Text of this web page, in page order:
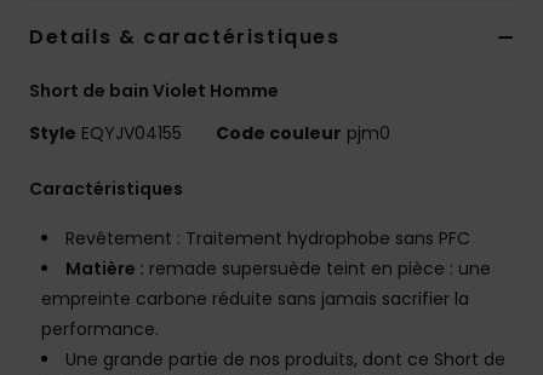
Details & caractéristiques
Short de bain Violet Homme
Style EQYJV04155 Code couleur pjm0
Caractéristiques
Revêtement : Traitement hydrophobe sans PFC
Matière : remade supersuède teint en pièce : une
empreinte carbone réduite sans jamais sacrifier la
performance.
Une grande partie de nos produits, dont ce Short de